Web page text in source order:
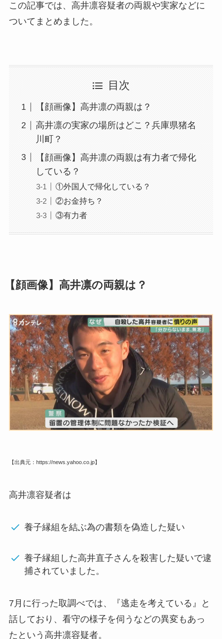
この記事では、高井凛容疑者の両親や実家などに
ついてまとめました。
目次
【顔画像】高井凛の両親は？
高井凛の実家の場所はどこ？兵庫県猪名
川町？
【顔画像】高井凛の両親は有力者で帰化
している？
①外国人で帰化している？
②お金持ち？
③有力者
【顔画像】高井凛の両親は？
【出典元：https://news.yahoo.co.jp】
高井凛容疑者は
養子縁組を結ぶ為の書類を偽造した疑い
養子縁組した高井直子さんを殺害した疑いで逮
捕されていました。
7月に行った取調べでは、『逃走を考えている』と
話しており、看守の様子を伺うなどの異変もあっ
たという高井凛容疑者。